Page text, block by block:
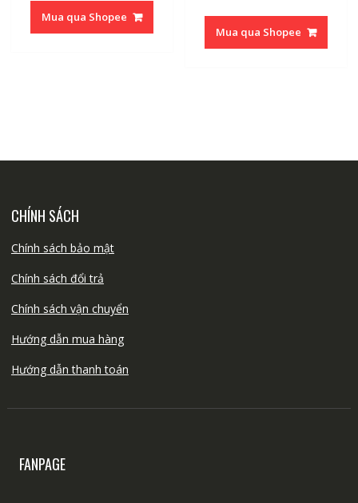
Mua qua Shopee
Mua qua Shopee
CHÍNH SÁCH
Chính sách bảo mật
Chính sách đổi trả
Chính sách vận chuyển
Hướng dẫn mua hàng
Hướng dẫn thanh toán
FANPAGE